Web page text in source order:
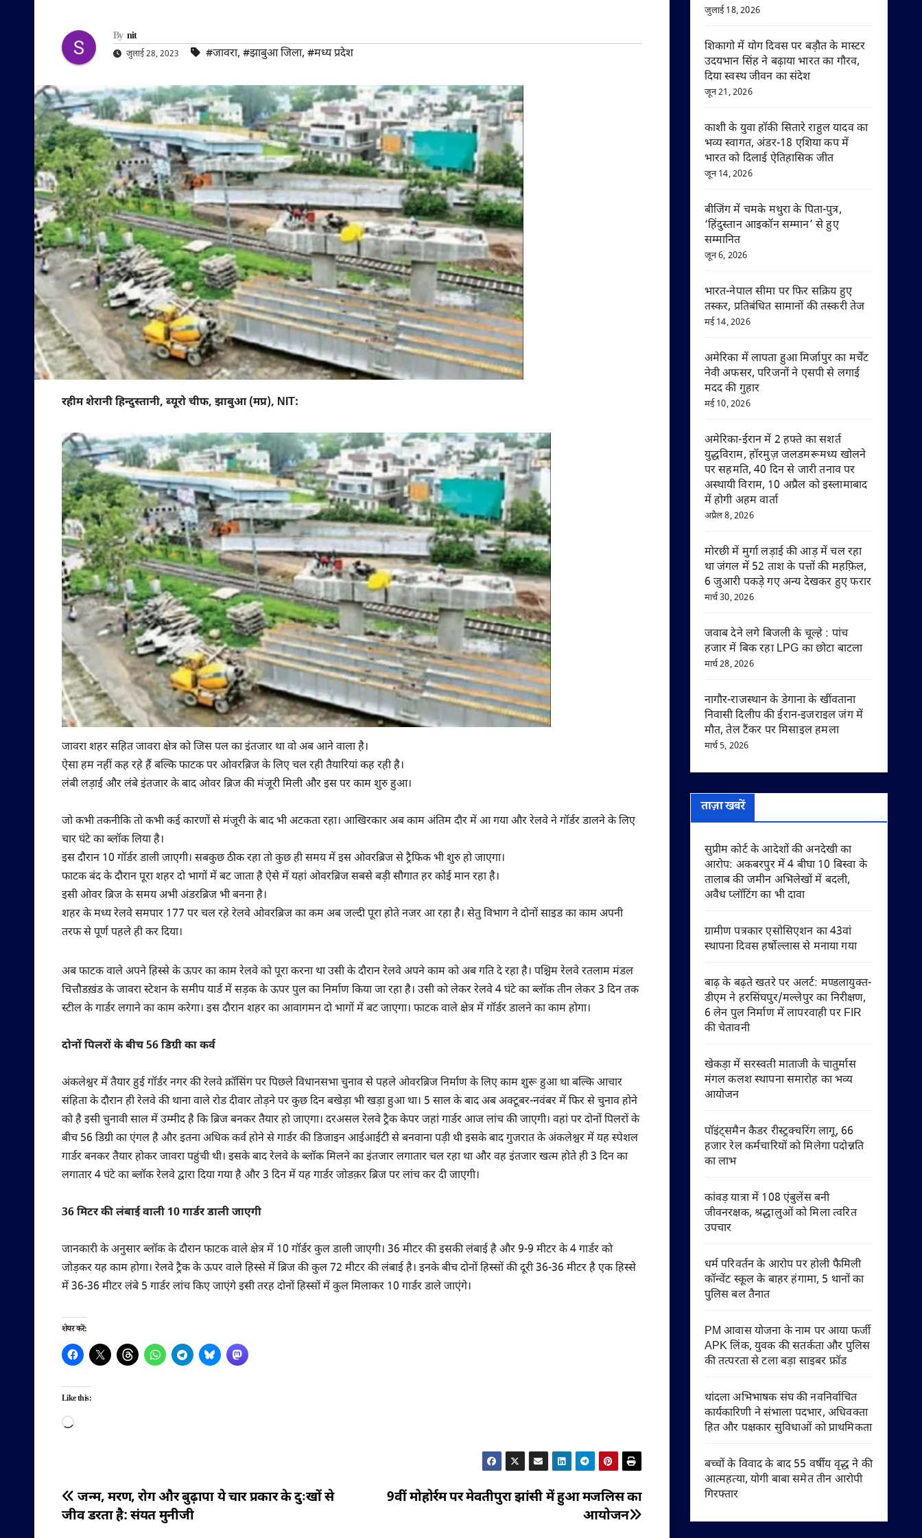
By nit
जुलाई 28, 2023 #जावरा, #झाबुआ जिला, #मध्य प्रदेश
रहीम शेरानी हिन्दुस्तानी, ब्यूरो चीफ, झाबुआ (मप्र), NIT:
जावरा शहर सहित जावरा क्षेत्र को जिस पल का इंतजार था वो अब आने वाला है।
ऐसा हम नहीं कह रहे हैं बल्कि फाटक पर ओवरब्रिज के लिए चल रही तैयारियां कह रही है।
लंबी लड़ाई और लंबे इंतजार के बाद ओवर ब्रिज की मंजूरी मिली और इस पर काम शुरु हुआ।
जो कभी तकनीकि तो कभी कई कारणों से मंजूरी के बाद भी अटकता रहा। आखिरकार अब काम अंतिम दौर में आ गया और रेलवे ने गॉर्डर डालने के लिए
चार घंटे का ब्लॉक लिया है।
इस दौरान 10 गॉर्डर डाली जाएगी। सबकुछ ठीक रहा तो कुछ ही समय में इस ओवरब्रिज से ट्रैफिक भी शुरु हो जाएगा।
फाटक बंद के दौरान पूरा शहर दो भागों में बट जाता है ऐसे में यहां ओवरब्रिज सबसे बड़ी सौगात हर कोई मान रहा है।
इसी ओवर ब्रिज के समय अभी अंडरब्रिज भी बनना है।
शहर के मध्य रेलवे समपार 177 पर चल रहे रेलवे ओवरब्रिज का कम अब जल्दी पूरा होते नजर आ रहा है। सेतु विभाग ने दोनों साइड का काम अपनी
तरफ से पूर्ण पहले ही कर दिया।
अब फाटक वाले अपने हिस्से के ऊपर का काम रेलवे को पूरा करना था उसी के दौरान रेलवे अपने काम को अब गति दे रहा है। पश्चिम रेलवे रतलाम मंडल
चित्तौडख़ंड के जावरा स्टेशन के समीप यार्ड में सड़क के ऊपर पुल का निर्माण किया जा रहा है। उसी को लेकर रेलवे 4 घंटे का ब्लॉक तीन लेकर 3 दिन तक
स्टील के गार्डर लगाने का काम करेगा। इस दौरान शहर का आवागमन दो भागों में बट जाएगा। फाटक वाले क्षेत्र में गॉर्डर डालने का काम होगा।
दोनों पिलरों के बीच 56 डिग्री का कर्व
अंकलेश्वर में तैयार हुई गॉर्डर नगर की रेलवे क्रॉसिंग पर पिछले विधानसभा चुनाव से पहले ओवरब्रिज निर्माण के लिए काम शुरू हुआ था बल्कि आचार
संहिता के दौरान ही रेलवे की थाना वाले रोड दीवार तोड़ने पर कुछ दिन बखेड़ा भी खड़ा हुआ था। 5 साल के बाद अब अक्टूबर-नवंबर में फिर से चुनाव होने
को है इसी चुनावी साल में उम्मीद है कि ब्रिज बनकर तैयार हो जाएगा। दरअसल रेलवे ट्रैक केपर जहां गार्डर आज लांच की जाएगी। वहां पर दोनों पिलरों के
बीच 56 डिग्री का एंगल है और इतना अधिक कर्व होने से गार्डर की डिजाइन आईआईटी से बनवाना पड़ी थी इसके बाद गुजरात के अंकलेश्वर में यह स्पेशल
गार्डर बनकर तैयार होकर जावरा पहुंची थी। इसके बाद रेलवे के ब्लॉक मिलने का इंतजार लगातार चल रहा था और वह इंतजार खत्म होते ही 3 दिन का
लगातार 4 घंटे का ब्लॉक रेलवे द्वारा दिया गया है और 3 दिन में यह गार्डर जोडक़र ब्रिज पर लांच कर दी जाएगी।
36 मिटर की लंबाई वाली 10 गार्डर डाली जाएगी
जानकारी के अनुसार ब्लॉक के दौरान फाटक वाले क्षेत्र में 10 गॉर्डर कुल डाली जाएगी। 36 मीटर की इसकी लंबाई है और 9-9 मीटर के 4 गार्डर को
जोड़कर यह काम होगा। रेलवे ट्रैक के ऊपर वाले हिस्से में ब्रिज की कुल 72 मीटर की लंबाई है। इनके बीच दोनों हिस्सों की दूरी 36-36 मीटर है एक हिस्से
में 36-36 मीटर लंबे 5 गार्डर लांच किए जाएंगे इसी तरह दोनों हिस्सों में कुल मिलाकर 10 गार्डर डाले जाएंगे।
शेयर करें:
Like this:
Loading…
पोस्ट
नेविगेशन
9वीं मोहोर्रम पर मेवतीपुरा झांसी में हुआ मजलिस का
आयोजन
जन्म, मरण, रोग और बुढ़ापा ये चार प्रकार के दुःखों से
जीव डरता है: संयत मुनीजी
जुलाई 18, 2026
शिकागो में योग दिवस पर बड़ौत के मास्टर
उदयभान सिंह ने बढ़ाया भारत का गौरव,
दिया स्वस्थ जीवन का संदेश
जून 21, 2026
काशी के युवा हॉकी सितारे राहुल यादव का
भव्य स्वागत, अंडर-18 एशिया कप में
भारत को दिलाई ऐतिहासिक जीत
जून 14, 2026
बीजिंग में चमके मथुरा के पिता-पुत्र,
‘हिंदुस्तान आइकॉन सम्मान’ से हुए
सम्मानित
जून 6, 2026
भारत-नेपाल सीमा पर फिर सक्रिय हुए
तस्कर, प्रतिबंधित सामानों की तस्करी तेज
मई 14, 2026
अमेरिका में लापता हुआ मिर्जापुर का मर्चेंट
नेवी अफसर, परिजनों ने एसपी से लगाई
मदद की गुहार
मई 10, 2026
अमेरिका-ईरान में 2 हफ्ते का सशर्त
युद्धविराम, हॉरमुज़ जलडमरूमध्य खोलने
पर सहमति, 40 दिन से जारी तनाव पर
अस्थायी विराम, 10 अप्रैल को इस्लामाबाद
में होगी अहम वार्ता
अप्रैल 8, 2026
मोरछी में मुर्गा लड़ाई की आड़ में चल रहा
था जंगल में 52 ताश के पत्तों की महफ़िल,
6 जुआरी पकड़े गए अन्य देखकर हुए फरार
मार्च 30, 2026
जवाब देने लगे बिजली के चूल्हे : पांच
हजार में बिक रहा LPG का छोटा बाटला
मार्च 28, 2026
नागौर-राजस्थान के डेगाना के खींवताना
निवासी दिलीप की ईरान-इजराइल जंग में
मौत, तेल टैंकर पर मिसाइल हमला
मार्च 5, 2026
ताज़ा खबरें
सुप्रीम कोर्ट के आदेशों की अनदेखी का
आरोप: अकबरपुर में 4 बीघा 10 बिस्वा के
तालाब की जमीन अभिलेखों में बदली,
अवैध प्लॉटिंग का भी दावा
ग्रामीण पत्रकार एसोसिएशन का 43वां
स्थापना दिवस हर्षोल्लास से मनाया गया
बाढ़ के बढ़ते खतरे पर अलर्ट: मण्डलायुक्त-
डीएम ने हरसिंघपुर/मल्लेपुर का निरीक्षण,
6 लेन पुल निर्माण में लापरवाही पर FIR
की चेतावनी
खेकड़ा में सरस्वती माताजी के चातुर्मास
मंगल कलश स्थापना समारोह का भव्य
आयोजन
पॉइंट्समैन कैडर रीस्ट्रक्चरिंग लागू, 66
हजार रेल कर्मचारियों को मिलेगा पदोन्नति
का लाभ
कांवड़ यात्रा में 108 एंबुलेंस बनी
जीवनरक्षक, श्रद्धालुओं को मिला त्वरित
उपचार
धर्म परिवर्तन के आरोप पर होली फैमिली
कॉन्वेंट स्कूल के बाहर हंगामा, 5 थानों का
पुलिस बल तैनात
PM आवास योजना के नाम पर आया फर्जी
APK लिंक, युवक की सतर्कता और पुलिस
की तत्परता से टला बड़ा साइबर फ्रॉड
थांदला अभिभाषक संघ की नवनिर्वाचित
कार्यकारिणी ने संभाला पदभार, अधिवक्ता
हित और पक्षकार सुविधाओं को प्राथमिकता
बच्चों के विवाद के बाद 55 वर्षीय वृद्ध ने की
आत्महत्या, योगी बाबा समेत तीन आरोपी
गिरफ्तार